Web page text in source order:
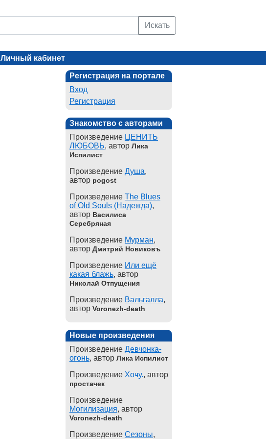
Искать
Личный кабинет
Регистрация на портале
Вход
Регистрация
Знакомство с авторами
Произведение ЦЕНИТЬ
ЛЮБОВЬ, автор Лика
Испилист
Произведение Душа,
автор pogost
Произведение The Blues
of Old Souls (Надежда),
автор Василиса
Серебряная
Произведение Мурман,
автор Дмитрий Новиковъ
Произведение Или ещё
какая блажь, автор
Николай Отпущения
Произведение Вальгалла,
автор Voronezh-death
Новые произведения
Произведение Девчонка-
огонь, автор Лика Испилист
Произведение Хочу., автор
простачек
Произведение
Могилизация, автор
Voronezh-death
Произведение Сезоны,